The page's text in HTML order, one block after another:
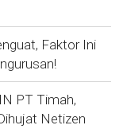
Faktor Ini
PT Timah,
Netizen